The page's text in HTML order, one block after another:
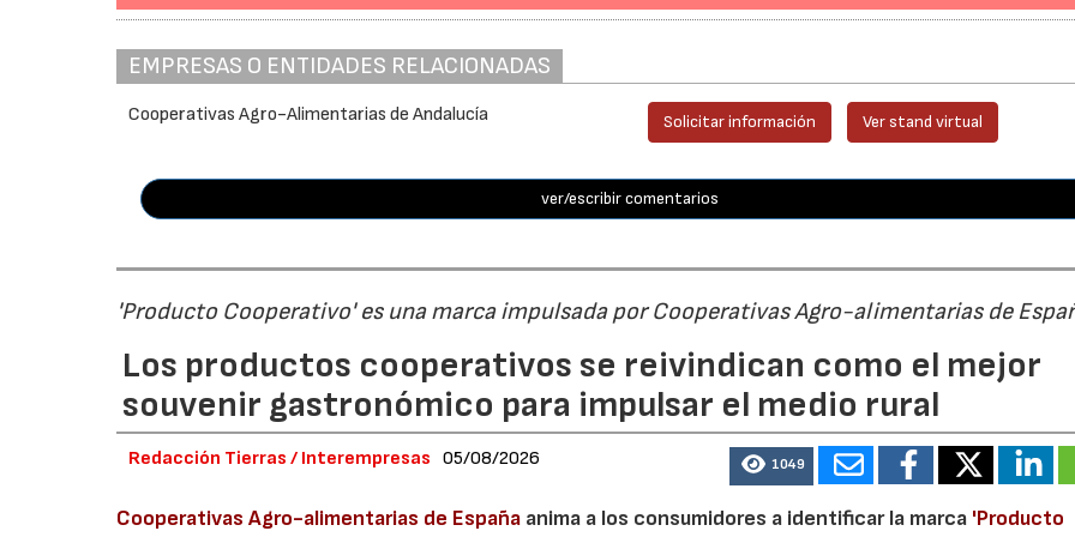
EMPRESAS O ENTIDADES RELACIONADAS
Cooperativas Agro-Alimentarias de Andalucía Solicitar información Ver stand virtual
ver/escribir comentarios
'Producto Cooperativo' es una marca impulsada por Cooperativas Agro-alimentarias de
Los productos cooperativos se reivindican como el mejor
souvenir gastronómico para impulsar el medio rural
Redacción Tierras / Interempresas 05/08/2026 1049
Cooperativas Agro-alimentarias de España anima a los consumidores a identificar la marca 'Producto